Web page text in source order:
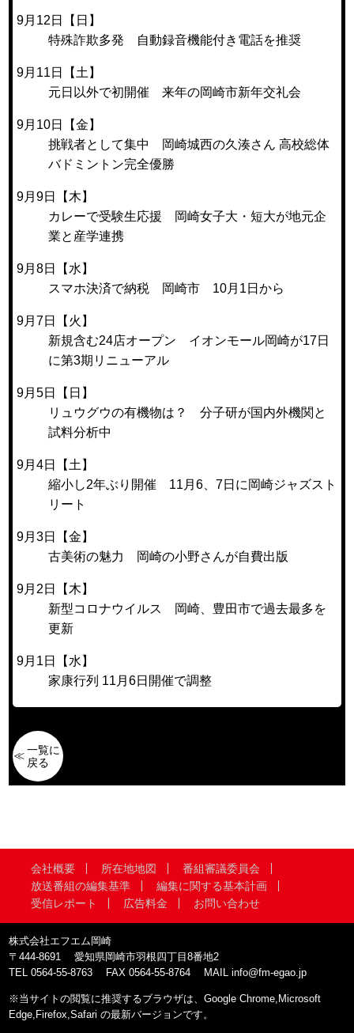
9月12日【日】
特殊詐欺多発 自動録音機能付き電話を推奨
9月11日【土】
元日以外で初開催 来年の岡崎市新年交礼会
9月10日【金】
挑戦者として集中 岡崎城西の久湊さん 高校総体
バドミントン完全優勝
9月9日【木】
カレーで受験生応援 岡崎女子大・短大が地元企
業と産学連携
9月8日【水】
スマホ決済で納税 岡崎市 10月1日から
9月7日【火】
新規含む24店オープン イオンモール岡崎が17日
に第3期リニューアル
9月5日【日】
リュウグウの有機物は？ 分子研が国内外機関と
試料分析中
9月4日【土】
縮小し2年ぶり開催 11月6、7日に岡崎ジャズスト
リート
9月3日【金】
古美術の魅力 岡崎の小野さんが自費出版
9月2日【木】
新型コロナウイルス 岡崎、豊田市で過去最多を
更新
9月1日【水】
家康行列 11月6日開催で調整
一覧に
戻る
会社概要 所在地地図
番組審議委員会
放送番組の編集基準
編集に関する基本計画
受信レポート
広告料金 お問い合わせ
株式会社エフエム岡崎
〒444-8691
愛知県岡崎市羽根四丁目8番地2
TEL0564-55-8763 FAX 0564-55-8764 MAIL info@fm-egao.jp
※当サイトの閲覧に推奨するブラウザは、Google Chrome,Microsoft
Edge,Firefox,Safari の最新バージョンです。